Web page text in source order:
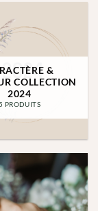
&
COLLECTION
2024
PRODUITS